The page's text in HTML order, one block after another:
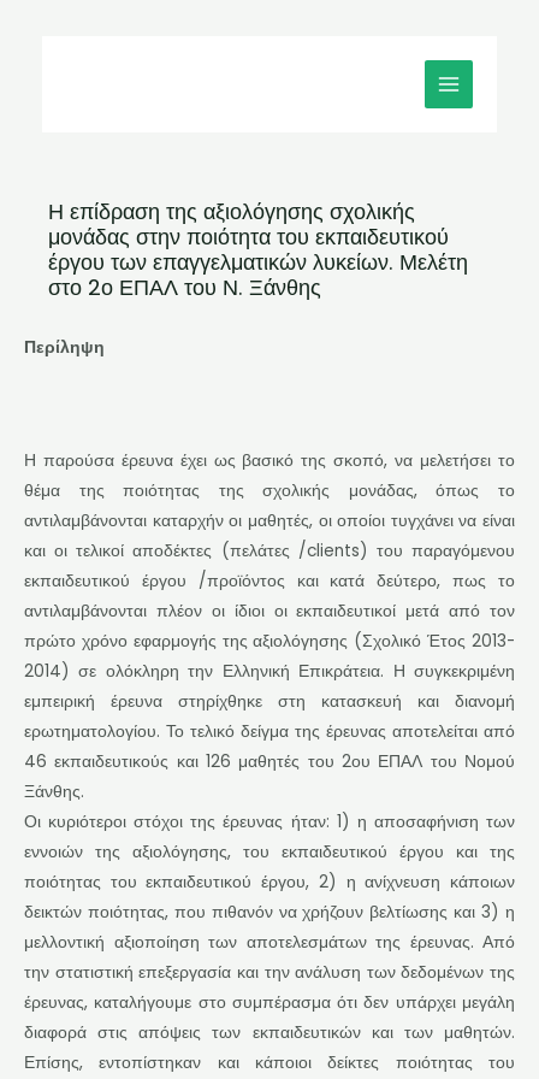
MAIN
MENU
Η επίδραση της αξιολόγησης σχολικής
μονάδας στην ποιότητα του εκπαιδευτικού
έργου των επαγγελματικών λυκείων. Μελέτη
στο 2ο ΕΠΑΛ του Ν. Ξάνθης
Περίληψη
Η παρούσα έρευνα έχει ως βασικό της σκοπό, να μελετήσει το
θέμα της ποιότητας της σχολικής μονάδας, όπως το
αντιλαμβάνονται καταρχήν οι μαθητές, οι οποίοι τυγχάνει να είναι
και οι τελικοί αποδέκτες (πελάτες /clients) του παραγόμενου
εκπαιδευτικού έργου /προϊόντος και κατά δεύτερο, πως το
αντιλαμβάνονται πλέον οι ίδιοι οι εκπαιδευτικοί μετά από τον
πρώτο χρόνο εφαρμογής της αξιολόγησης (Σχολικό Έτος 2013-
2014) σε ολόκληρη την Ελληνική Επικράτεια. Η συγκεκριμένη
εμπειρική έρευνα στηρίχθηκε στη κατασκευή και διανομή
ερωτηματολογίου. Το τελικό δείγμα της έρευνας αποτελείται από
46 εκπαιδευτικούς και 126 μαθητές του 2ου ΕΠΑΛ του Νομού
Ξάνθης.
Οι κυριότεροι στόχοι της έρευνας ήταν: 1) η αποσαφήνιση των
εννοιών της αξιολόγησης, του εκπαιδευτικού έργου και της
ποιότητας του εκπαιδευτικού έργου, 2) η ανίχνευση κάποιων
δεικτών ποιότητας, που πιθανόν να χρήζουν βελτίωσης και 3) η
μελλοντική αξιοποίηση των αποτελεσμάτων της έρευνας. Από
την στατιστική επεξεργασία και την ανάλυση των δεδομένων της
έρευνας, καταλήγουμε στο συμπέρασμα ότι δεν υπάρχει μεγάλη
διαφορά στις απόψεις των εκπαιδευτικών και των μαθητών.
Επίσης, εντοπίστηκαν και κάποιοι δείκτες ποιότητας του